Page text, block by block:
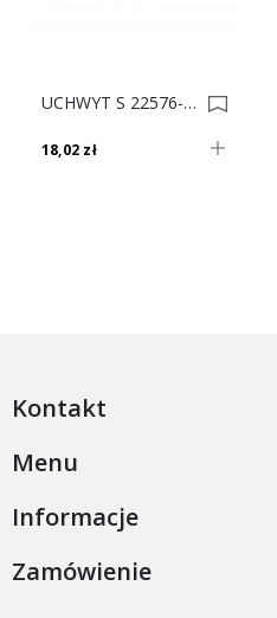
UCHWYT S 22576-0256 CHROM POŁYSK 0006293
18,02 zł
Kontakt
Menu
Informacje
Zamówienie